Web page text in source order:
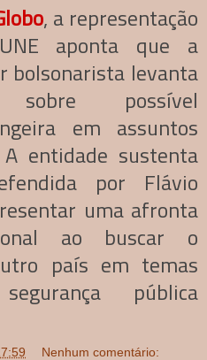
, a representação
aponta que a
bolsonarista levanta
sobre possível
em assuntos
entidade sustenta
por Flávio
uma afronta
ao buscar o
país em temas
pública
Nenhum comentário: